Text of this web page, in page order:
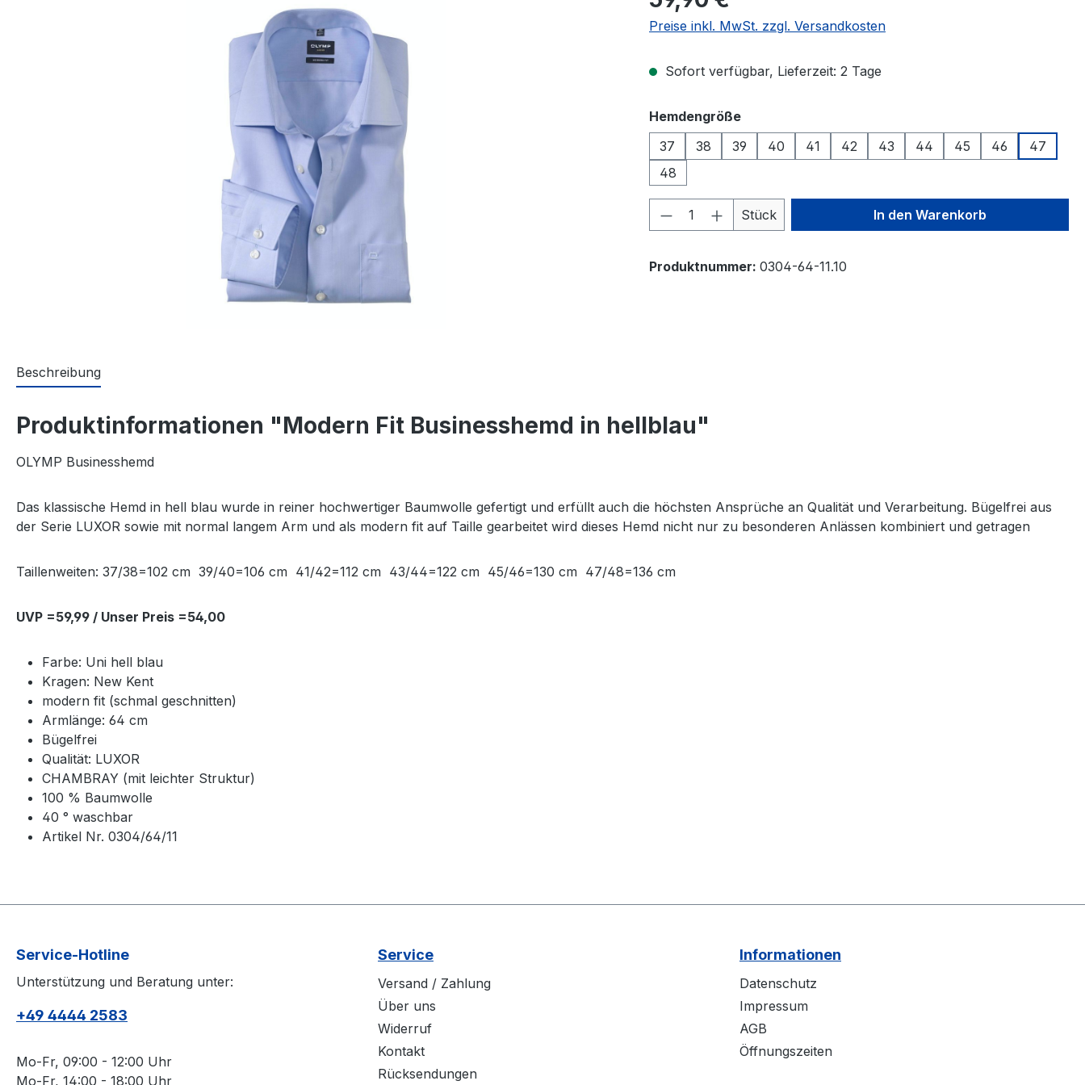
Preise inkl. MwSt. zzgl. Versandkosten
Sofort verfügbar, Lieferzeit: 2 Tage
Hemdengrößeauswählen
37
38 39 40 41 42 43 44 45 46
47
48
Produkt Anzahl: Gib den gewünschten Wert
Stück In den Warenkorb
Produktnummer: 0304-64-11.10
Beschreibung
Produktinformationen "Modern Fit Businesshemd in hellblau"
OLYMP Businesshemd
Das klassische Hemd in hell blau wurde in reiner hochwertiger Baumwolle gefertigt und erfüllt auch die höchsten Ansprüche an Qualität und Verarbeitung. Bügelfrei aus
der Serie LUXOR sowie mit normal langem Arm und als modern fit auf Taille gearbeitet wird dieses Hemd nicht nur zu besonderen Anlässen kombiniert und getragen
Taillenweiten: 37/38=102 cm 39/40=106 cm 41/42=112 cm 43/44=122 cm 45/46=130 cm 47/48=136 cm
UVP =59,99 / Unser Preis =54,00
Farbe: Uni hell blau
Kragen: New Kent
modern fit (schmal geschnitten)
Armlänge: 64 cm
Bügelfrei
Qualität: LUXOR
CHAMBRAY (mit leichter Struktur)
100 % Baumwolle
40 ° waschbar
Artikel Nr. 0304/64/11
Service-Hotline
Unterstützung und Beratung unter:
+49 4444 2583
Mo-Fr, 09:00 - 12:00 Uhr
Mo-Fr, 14:00 - 18:00 Uhr
Service
Versand / Zahlung
Über uns
Widerruf
Kontakt
Rücksendungen
Informationen
Datenschutz
Impressum
AGB
Öffnungszeiten